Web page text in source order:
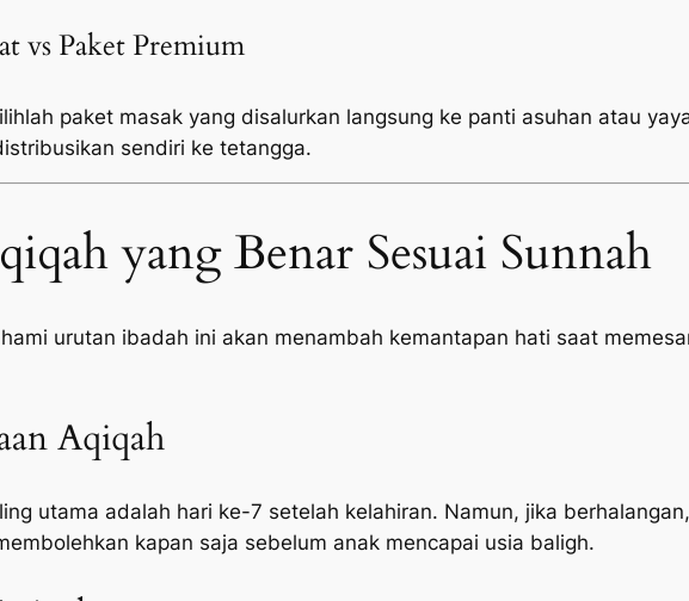
vs Paket Premium
paket masak yang disalurkan langsung ke panti asuhan atau
sendiri ke tetangga.
yang Benar Sesuai Sunnah
urutan ibadah ini akan menambah kemantapan hati saat
Aqiqah
utama adalah hari ke-7 setelah kelahiran. Namun, jika
kapan saja sebelum anak mencapai usia baligh.